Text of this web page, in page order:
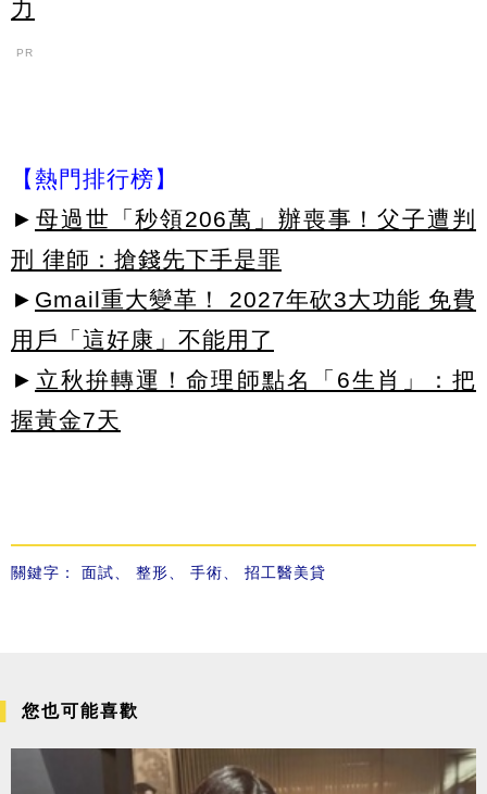
力
PR
【熱門排行榜】
► 母過世「秒領206萬」辦喪事！父子遭判
刑 律師：搶錢先下手是罪
► Gmail重大變革！ 2027年砍3大功能 免費
用戶「這好康」不能用了
► 立秋拚轉運！命理師點名「6生肖」：把
握黃金7天
關鍵字： 面試 整形 手術 招工醫美貸
您也可能喜歡